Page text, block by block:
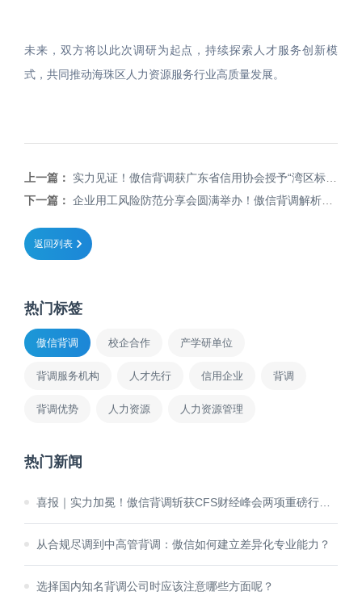
未来，双方将以此次调研为起点，持续探索人才服务创新模
式，共同推动海珠区人力资源服务行业高质量发展。
上一篇：
实力见证！傲信背调获广东省信用协会授予“湾区标准参编单位”荣誉牌匾！
下一篇： 企业用工风险防范分享会圆满举办！傲信背调解析风控新范式！
返回列表
热门标签
傲信背调 校企合作 产学研单位
背调服务机构 人才先行 信用企业 背调
背调优势 人力资源 人力资源管理
热门新闻
喜报｜实力加冕！傲信背调斩获CFS财经峰会两项重磅行业大奖
从合规尽调到中高管背调：傲信如何建立差异化专业能力？
选择国内知名背调公司时应该注意哪些方面呢？